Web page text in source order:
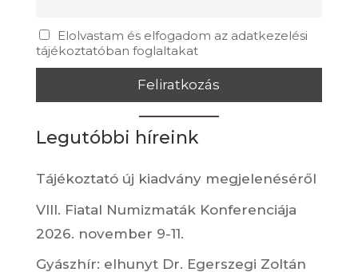
Elolvastam és elfogadom az adatkezelési
tájékoztatóban foglaltakat
Legutóbbi híreink
Tájékoztató új kiadvány megjelenéséről
VIII. Fiatal Numizmaták Konferenciája
2026. november 9-11.
Gyászhír: elhunyt Dr. Egerszegi Zoltán